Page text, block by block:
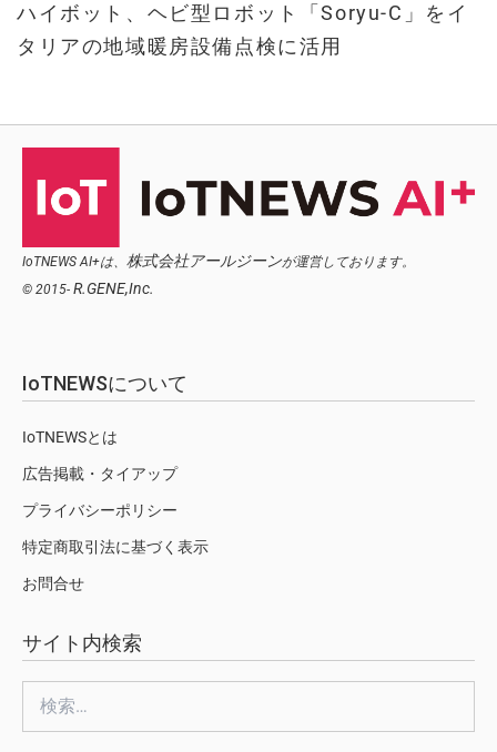
ハイボット、ヘビ型ロボット「Soryu-C」をイ
タリアの地域暖房設備点検に活用
IoTNEWS AI+は、 株式会社アールジーンが運営しております。
© 2015- R.GENE,Inc.
IoTNEWSについて
IoTNEWSとは
広告掲載・タイアップ
プライバシーポリシー
特定商取引法に基づく表示
お問合せ
サイト内検索
索: